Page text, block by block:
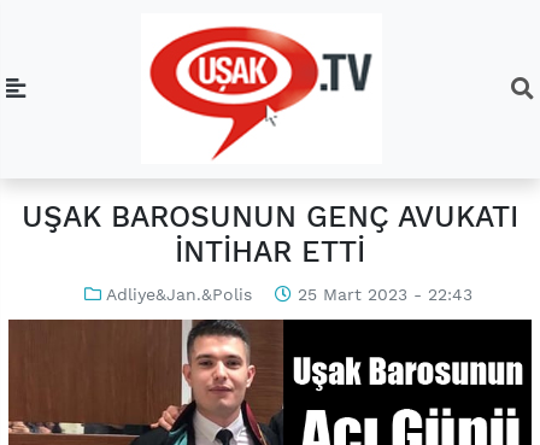
UŞAK BAROSUNUN GENÇ AVUKATI
İNTİHAR ETTİ
Adliye&Jan.&Polis 25 Mart 2023 - 22:43